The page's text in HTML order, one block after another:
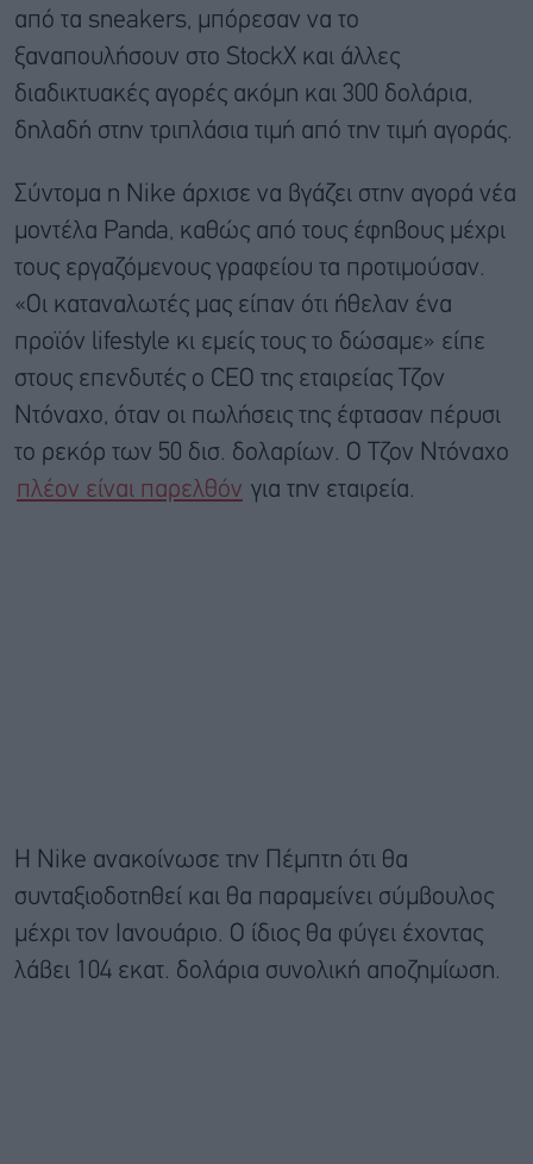
από τα sneakers, μπόρεσαν να το
ξαναπουλήσουν στο StockX και άλλες
διαδικτυακές αγορές ακόμη και 300 δολάρια,
δηλαδή στην τριπλάσια τιμή από την τιμή αγοράς.
Σύντομα η Nike άρχισε να βγάζει στην αγορά νέα
μοντέλα Panda, καθώς από τους έφηβους μέχρι
τους εργαζόμενους γραφείου τα προτιμούσαν.
«Οι καταναλωτές μας είπαν ότι ήθελαν ένα
προϊόν lifestyle κι εμείς τους το δώσαμε» είπε
στους επενδυτές ο CEO της εταιρείας Τζον
Ντόναχο, όταν οι πωλήσεις της έφτασαν πέρυσι
το ρεκόρ των 50 δισ. δολαρίων. Ο Τζον Ντόναχο
πλέον είναι παρελθόν για την εταιρεία.
Η Nike ανακοίνωσε την Πέμπτη ότι θα
συνταξιοδοτηθεί και θα παραμείνει σύμβουλος
μέχρι τον Ιανουάριο. Ο ίδιος θα φύγει έχοντας
λάβει 104 εκατ. δολάρια συνολική αποζημίωση.